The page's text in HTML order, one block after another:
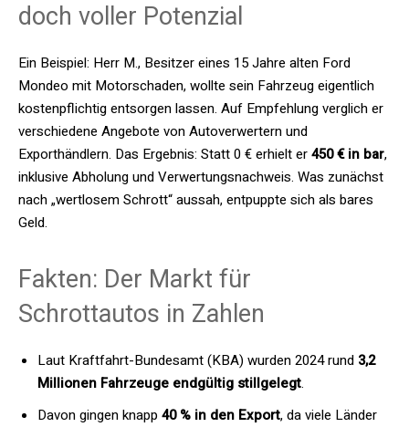
doch voller Potenzial
Ein Beispiel: Herr M., Besitzer eines 15 Jahre alten Ford
Mondeo mit Motorschaden, wollte sein Fahrzeug eigentlich
kostenpflichtig entsorgen lassen. Auf Empfehlung verglich er
verschiedene Angebote von Autoverwertern und
Exporthändlern. Das Ergebnis: Statt 0 € erhielt er450 € in bar,
inklusive Abholung und Verwertungsnachweis. Was zunächst
nach „wertlosem Schrott“ aussah, entpuppte sich als bares
Geld.
Fakten: Der Markt für
Schrottautos in Zahlen
Laut Kraftfahrt-Bundesamt (KBA) wurden 2024 rund 3,2
Millionen Fahrzeuge endgültig stillgelegt.
Davon gingen knapp 40 % in den Export, da viele Länder